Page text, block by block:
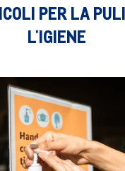
PER LA
L'IGIENE